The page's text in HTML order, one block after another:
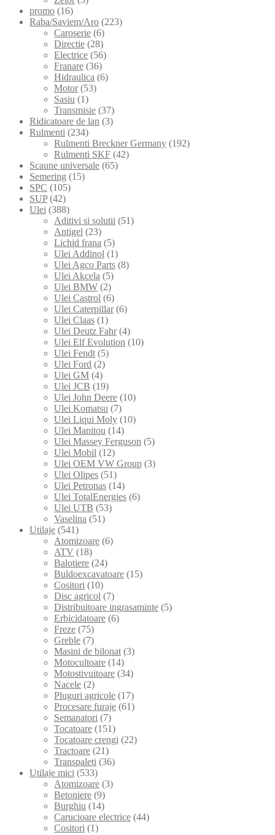
promo (16)
Raba/Saviem/Aro (223)
Caroserie (6)
Directie (28)
Electrice (56)
Franare (36)
Hidraulica (6)
Motor (53)
Sasiu (1)
Transmisie (37)
Ridicatoare de lan (3)
Rulmenti (234)
Rulmenti Breckner Germany (192)
Rulmenti SKF (42)
Scaune universale (65)
Semering (15)
SPC (105)
SUP (42)
Ulei (388)
Aditivi si solutii (51)
Antigel (23)
Lichid frana (5)
Ulei Addinol (1)
Ulei Agco Parts (8)
Ulei Akcela (5)
Ulei BMW (2)
Ulei Castrol (6)
Ulei Caterpillar (6)
Ulei Claas (1)
Ulei Deutz Fahr (4)
Ulei Elf Evolution (10)
Ulei Fendt (5)
Ulei Ford (2)
Ulei GM (4)
Ulei JCB (19)
Ulei John Deere (10)
Ulei Komatsu (7)
Ulei Liqui Moly (10)
Ulei Manitou (14)
Ulei Massey Ferguson (5)
Ulei Mobil (12)
Ulei OEM VW Group (3)
Ulei Olipes (51)
Ulei Petronas (14)
Ulei TotalEnergies (6)
Ulei UTB (53)
Vaselina (51)
Utilaje (541)
Atomizoare (6)
ATV (18)
Balotiere (24)
Buldoexcavatoare (15)
Cositori (10)
Disc agricol (7)
Distribuitoare ingrasaminte (5)
Erbicidatoare (6)
Freze (75)
Greble (7)
Masini de bilonat (3)
Motocultoare (14)
Motostivuitoare (34)
Nacele (2)
Pluguri agricole (17)
Procesare furaje (61)
Semanatori (7)
Tocatoare (151)
Tocatoare crengi (22)
Tractoare (21)
Transpaleti (36)
Utilaje mici (533)
Atomizoare (3)
Betoniere (9)
Burghiu (14)
Carucioare electrice (44)
Cositori (1)